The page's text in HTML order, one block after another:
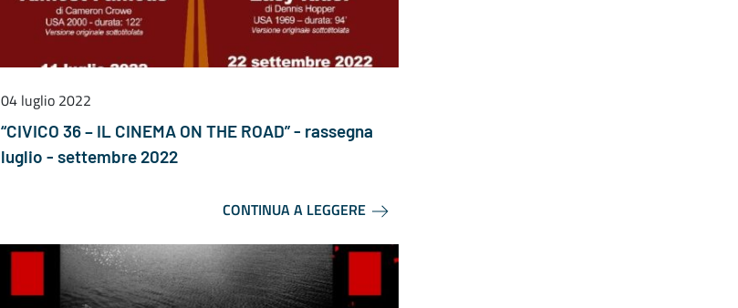
04 luglio 2022
“CIVICO 36 – IL CINEMA ON THE ROAD” - rassegna
luglio - settembre 2022
CONTINUA A LEGGERE